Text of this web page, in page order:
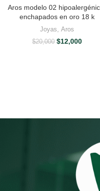
Aros modelo 02
enchapados en oro 18 k
Joyas, Aros
$20,000 El
$12,000El